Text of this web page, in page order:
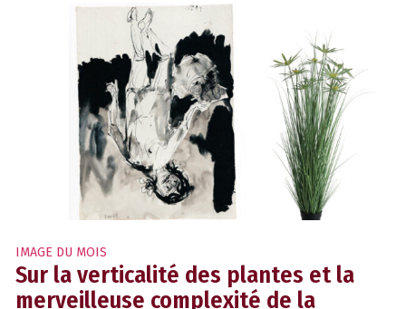
IMAGE DU MOIS
Sur la verticalité des plantes et la
merveilleuse complexité de la